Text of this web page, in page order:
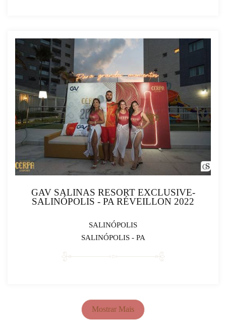
GAV SALINAS RESORT EXCLUSIVE-
SALINÓPOLIS - PA RÉVEILLON 2022
SALINÓPOLIS
SALINÓPOLIS - PA
Mostrar Mais